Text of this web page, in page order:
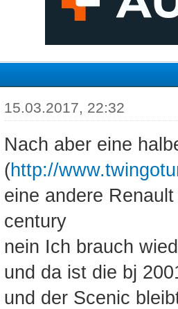
15.03.2017, 22:32
Nach aber eine
(http://
eine andere
century
nein Ich brauch
und da ist die bj
und der Scenic